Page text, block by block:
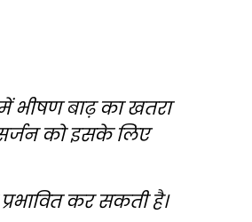
भीषण बाढ़ का खतरा
को इसके लिए
कर सकती है।